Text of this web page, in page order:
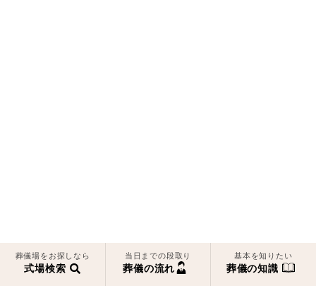
葬儀場をお探しなら
式場検索
当日までの段取り
葬儀の流れ
基本を知りたい
葬儀の知識